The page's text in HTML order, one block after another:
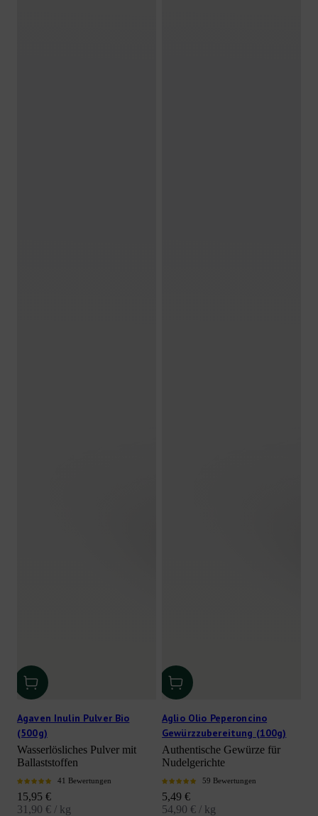
Agaven Inulin Pulver Bio
(500g)
Wasserlösliches Pulver mit
Ballaststoffen
41 Bewertungen
Angebot
15,95 €
31,90 € / kg
Aglio Olio Peperoncino
Gewürzzubereitung (100g)
Authentische Gewürze für
Nudelgerichte
59 Bewertungen
Angebot
5,49 €
54,90 € / kg